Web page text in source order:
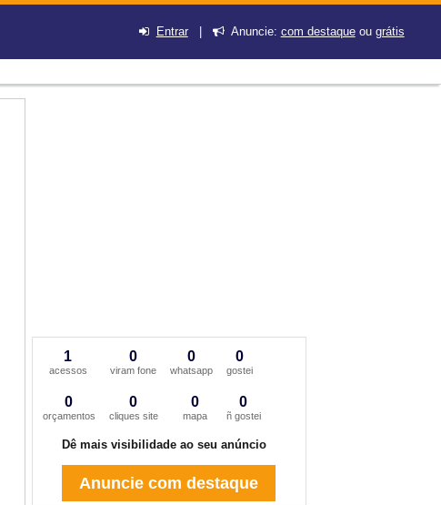
Entrar| Anuncie: com destaqueou grátis
1
acessos
0
viram fone
0
whatsapp
0
gostei
0
orçamentos
0
cliques site
0
mapa
0
ñ gostei
Dê mais visibilidade ao seu anúncio
Anuncie com destaque